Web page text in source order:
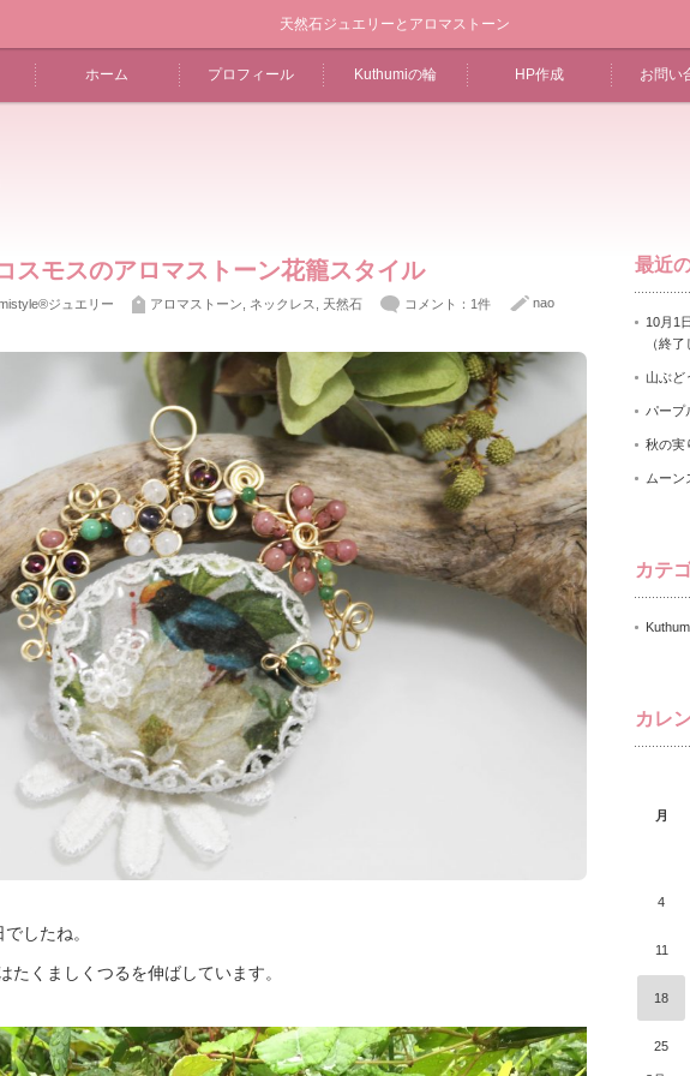
天然石ジュエリーとアロマストーン
ホーム プロフィール Kuthumiの輪 HP作成 お問い
スモスのアロマストーン花籠スタイル
ジュエリー アロマストーン ネックレス 天然石 コメント：1件 nao
したね。
たくましくつるを伸ばしています。
最近
10月1
（終
山ぶど
パープ
秋の実
ムーン
カテ
カレ
月
4
11
18
25